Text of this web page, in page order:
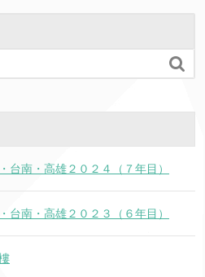

台南・高雄２０２４（７年目）
台南・高雄２０２３（６年目）